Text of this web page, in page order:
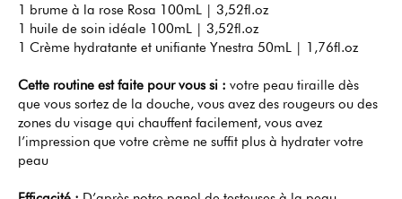
1 brume à la rose Rosa 100mL | 3,52fl.oz
1 huile de soin idéale 100mL | 3,52fl.oz
1 Crème hydratante et unifiante Ynestra 50mL | 1,76fl.oz
Cette routine est faite pour vous si : votre peau tiraille dès
que vous sortez de la douche, vous avez des rougeurs ou des
zones du visage qui chauffent facilement, vous avez
l’impression que votre crème ne suffit plus à hydrater votre
peau